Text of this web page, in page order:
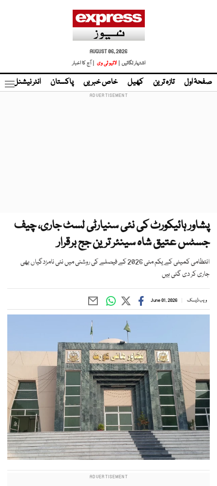
AUGUST 06, 2026
اشتہار لگائیں |
لائیو ٹی وی | آج کا اخبار
صفحۂ اول تازہ ترین کھیل خاص خبریں پاکستان انٹر نیشنل
پشاور ہائیکورٹ کی نئی سنیارٹی لسٹ جاری، چیف
جسٹس عتیق شاہ سینئر ترین جج برقرار
انتظامی کمیٹی کے یکم مئی 2026 کے فیصلے کی روشنی میں نئی نامزدگیاں بھی
جاری کر دی گئی ہیں
ویب ڈیسک June 01, 2026